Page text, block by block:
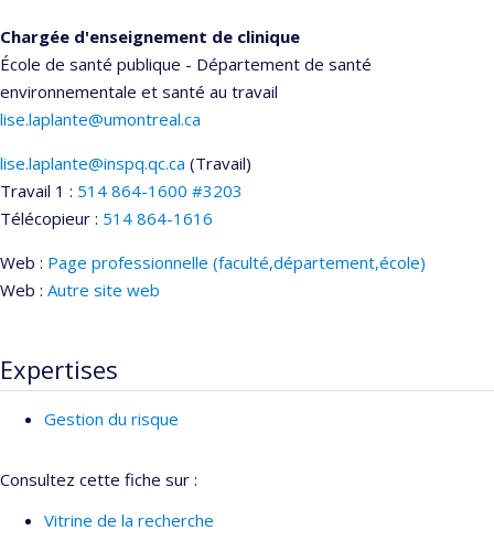
Chargée d'enseignement de clinique
École de santé publique - Département de santé
environnementale et santé au travail
lise.laplante@umontreal.ca
Courriels
lise.laplante@inspq.qc.ca (Travail)
Travail 1 : 514 864-1600 #3203
Télécopieur : 514 864-1616
Web : Page professionnelle (faculté,département,école)
Web : Autre site web
Expertises
Gestion du risque
Consultez cette fiche sur :
Vitrine de la recherche